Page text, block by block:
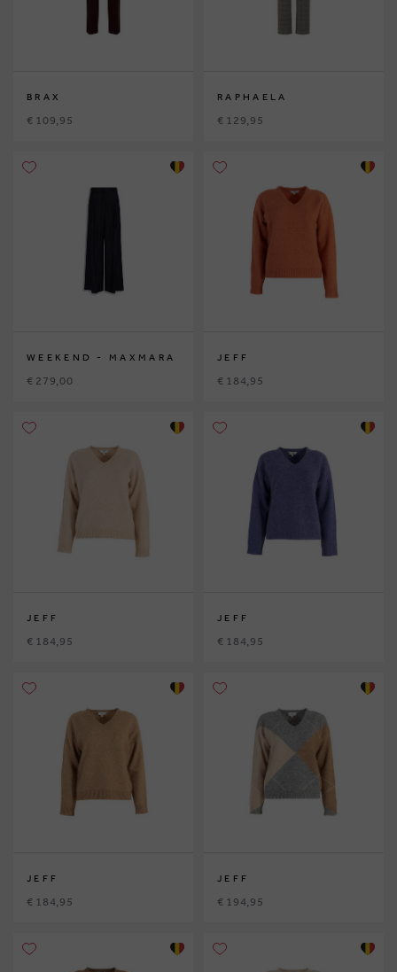
BRAX
€ 109,95
RAPHAELA
€ 129,95
WEEKEND - MAXMARA
€ 279,00
JEFF
€ 184,95
JEFF
€ 184,95
JEFF
€ 184,95
JEFF
€ 184,95
JEFF
€ 194,95